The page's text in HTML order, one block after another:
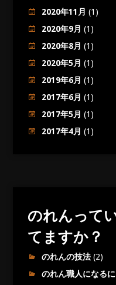
2020年11月 (1)
2020年9月 (1)
2020年8月 (1)
2020年5月 (1)
2019年6月 (1)
2017年6月 (1)
2017年5月 (1)
2017年4月 (1)
のれんって
てますか？
のれんの技法(2)
のれん職人になる